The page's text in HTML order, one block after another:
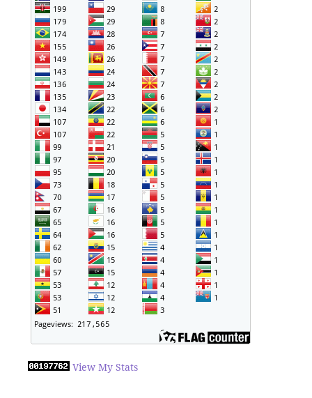
View My Stats